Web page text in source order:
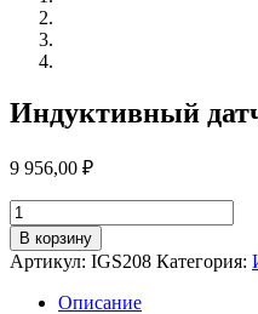
Индуктивный
9 956,00 ₽
Количество
товара
Индуктивный
датчик
igs208
В корзину
Артикул: IGS208 Категория:
Описание